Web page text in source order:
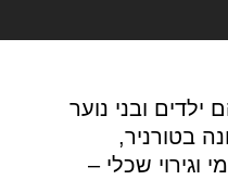
ילדים ובני נוער
בטורניר,
וגירוי שכלי –